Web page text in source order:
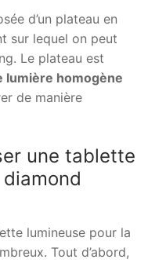
d’un plateau en
sur lequel on peut
Le plateau est
lumière homogène
de manière
une tablette
lumineuse pour la
Tout d’abord,